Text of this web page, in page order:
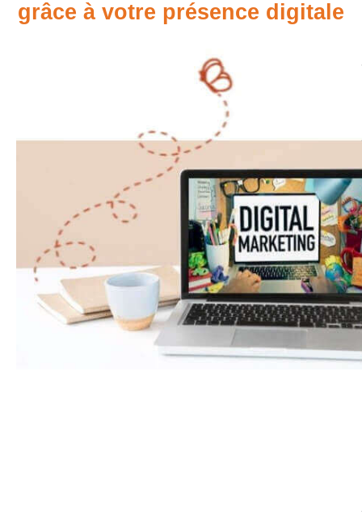
grâce à votre présence digitale